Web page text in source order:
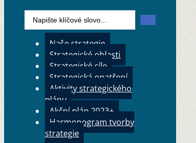
Naše strategie
Strategické oblasti
Strategické cíle
Strategická opatření
Aktivity strategického
plánu
Akční plán 2023+
Harmonogram tvorby
strategie